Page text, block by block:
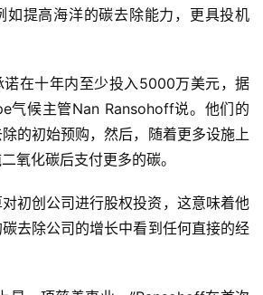
如提高海洋的碳去除能力，更具投机
诺在十年内至少投入5000万美元，据
气候主管Nan Ransohoff说。他们的
的初始预购，然后，随着更多设施上
氧化碳后支付更多的碳。
初创公司进行股权投资，这意味着他
去除公司的增长中看到任何直接的经